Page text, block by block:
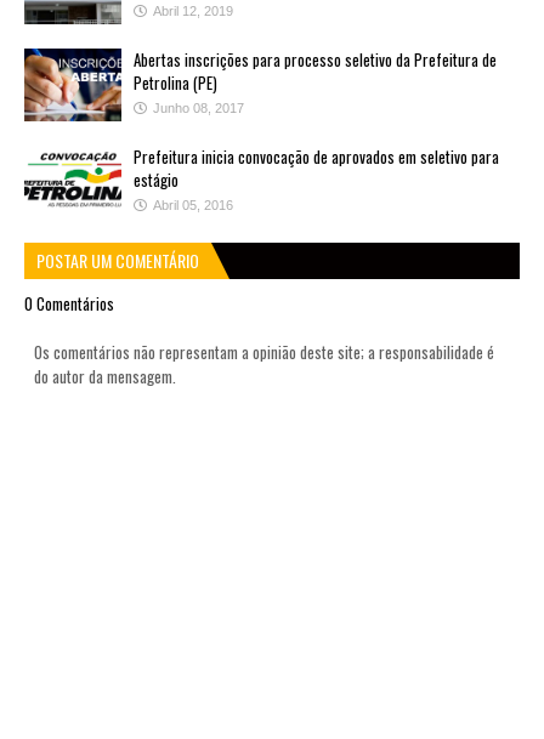
Abril 12, 2019
Abertas inscrições para processo seletivo da Prefeitura de
Petrolina (PE)
Junho 08, 2017
Prefeitura inicia convocação de aprovados em seletivo para
estágio
Abril 05, 2016
POSTAR UM COMENTÁRIO
0 Comentários
Os comentários não representam a opinião deste site; a responsabilidade é
do autor da mensagem.